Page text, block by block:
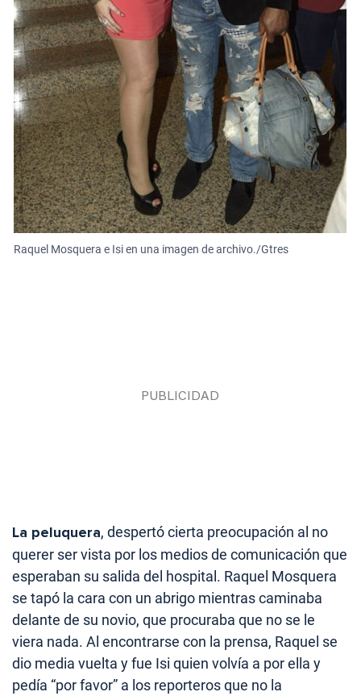
Raquel Mosquera e Isi en una imagen de archivo./Gtres
La peluquera, despertó cierta preocupación al no
querer ser vista por los medios de comunicación que
esperaban su salida del hospital. Raquel Mosquera
se tapó la cara con un abrigo mientras caminaba
delante de su novio, que procuraba que no se le
viera nada. Al encontrarse con la prensa, Raquel se
dio media vuelta y fue Isi quien volvía a por ella y
pedía “por favor” a los reporteros que no la